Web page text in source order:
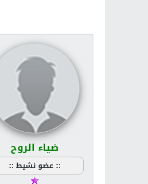
ضياء الروح
:: عضو نشيط ::